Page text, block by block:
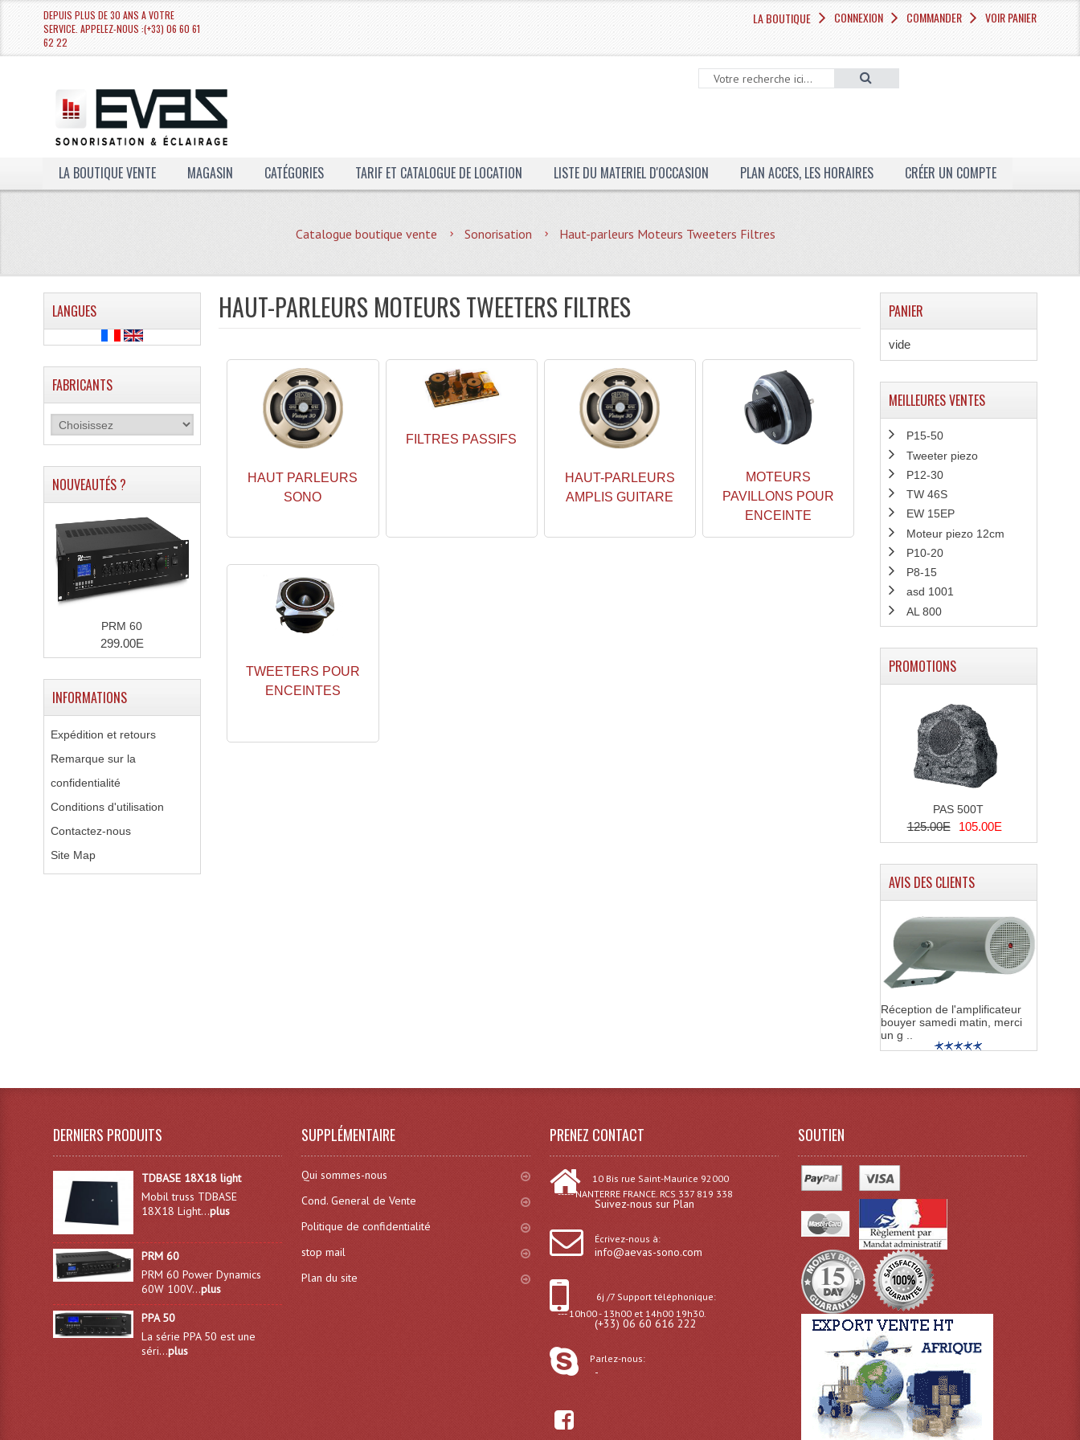
DEPUIS PLUS DE 30 ANS A VOTRE
SERVICE. APPELEZ-NOUS :(+33) 06 60 61
62 22
LA BOUTIQUE CONNEXION COMMANDER VOIR PANIER
LA BOUTIQUE VENTE MAGASIN CATÉGORIES TARIF ET CATALOGUE DE LOCATION LISTE DU MATERIEL D'OCCASION PLAN ACCES, LES HORAIRES CRÉER UN COMPTE
Catalogue boutique vente Sonorisation Haut-parleurs Moteurs Tweeters Filtres
HAUT-PARLEURS MOTEURS TWEETERS FILTRES
HAUT PARLEURS
SONO
FILTRES PASSIFS
HAUT-PARLEURS
AMPLIS GUITARE
MOTEURS
PAVILLONS POUR
ENCEINTE
TWEETERS POUR
ENCEINTES
LANGUES
FABRICANTS
NOUVEAUTÉS ?
PRM 60
299.00E
INFORMATIONS
Expédition et retours
Remarque sur la
confidentialité
Conditions d'utilisation
Contactez-nous
Site Map
PANIER
vide
MEILLEURES VENTES
P15-50
Tweeter piezo
P12-30
TW 46S
EW 15EP
Moteur piezo 12cm
P10-20
P8-15
asd 1001
AL 800
PROMOTIONS
PAS 500T
125.00E 105.00E
AVIS DES CLIENTS
Réception de l'amplificateur
bouyer samedi matin, merci
un g ..
DERNIERS PRODUITS
TDBASE 18X18 light
Mobil truss TDBASE
18X18 Light...plus
PRM 60
PRM 60 Power Dynamics
60W 100V...plus
PPA 50
La série PPA 50 est une
séri...plus
SUPPLÉMENTAIRE
Qui sommes-nous
Cond. General de Vente
Politique de confidentialité
stop mail
Plan du site
PRENEZ CONTACT
10 Bis rue Saint-Maurice 92000
----- NANTERRE FRANCE. RCS 337 819 338
Suivez-nous sur Plan
Écrivez-nous à:
info@aevas-sono.com
6j /7 Support téléphonique:
--- 10h00 - 13h00 et 14h00 19h30.
(+33) 06 60 616 222
Parlez-nous:
-
SOUTIEN